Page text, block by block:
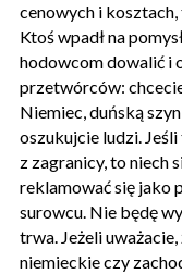
cenowych i
Ktoś wpadł na
hodowcom dowalić i
przetwórców:
Niemiec, duńską
oszukujcie ludzi.
z zagranicy, to niech
reklamować się jako
surowcu. Nie będę
trwa. Jeżeli
niemieckie czy